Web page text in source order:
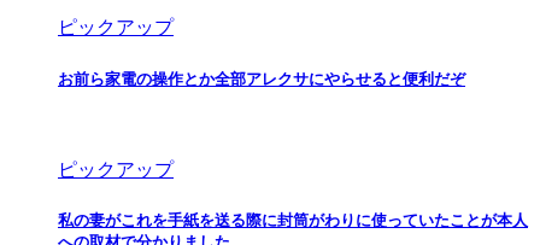
ピックアップ
お前ら家電の操作とか全部アレクサにやらせると便利だぞ
ピックアップ
私の妻がこれを手紙を送る際に封筒がわりに使っていたことが本人